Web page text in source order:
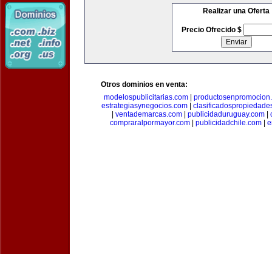
Realizar una Oferta
Precio Ofrecido $
Otros dominios en venta:
modelospublicitarias.com
estrategiasynegocios.com|
ventademarcas.com publicidaduruguay.com
compraralpormayor.com| publicidadchile.com|